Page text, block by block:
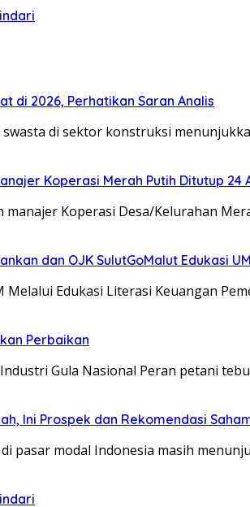
di 2026, Perhatikan Saran Analis
swasta di sektor konstruksi
Koperasi Merah Putih Ditutup 24
manajer Koperasi Desa/Kelurahan
dan OJK SulutGoMalut Edukasi
Melalui Edukasi Literasi Keuangan
Perbaikan
Gula Nasional Peran petani
Ini Prospek dan Rekomendasi
pasar modal Indonesia masih